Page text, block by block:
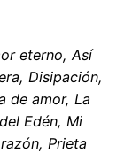
eterno, Así
Disipación,
de amor, La
Edén, Mi
Prieta